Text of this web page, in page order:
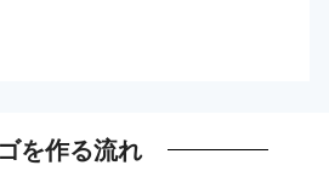
を作る流れ